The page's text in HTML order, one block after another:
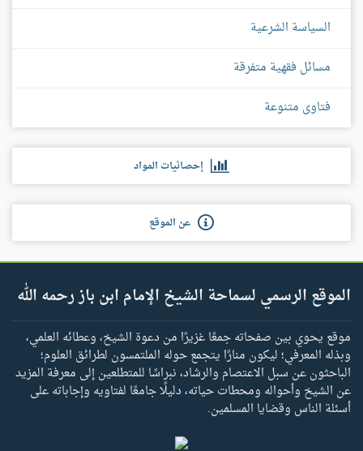
السياسة الشرعية
مسائل فقهية متفرقة
فتاوى متنوعة
إحصائيات المواد
عن الموقع
الموقع الرسمي لسماحة الشيخ الإمام ابن باز رحمه الله
موقع يحوي بين صفحاته جمعًا غزيرًا من دعوة الشيخ، وعطائه العلمي،
وبذله المعرفي؛ ليكون منارًا يتجمع حوله الملتمسون لطرائق العلوم؛
الباحثون عن سبل الاعتصام والرشاد، نبراسًا للمتطلعين إلى معرفة المزيد
عن الشيخ وأحواله ومحطات حياته، دليلًا جامعًا لفتاويه وإجاباته على
أسئلة الناس وقضايا المسلمين.